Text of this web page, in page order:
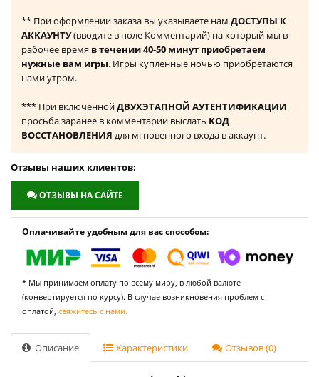
** При оформлении заказа вы указываете нам ДОСТУПЫ К
АККАУНТУ(вводите в поле Комментарий) на который мы в
рабочее время в течении 40-50 минут приобретаем
нужные вам игры. Игры купленные ночью приобретаются
нами утром.
*** При включеннойДВУХЭТАПНОЙ АУТЕНТИФИКАЦИИ
просьба заранее в комментарии выслать КОД
ВОССТАНОВЛЕНИЯ для мгновенного входа в аккаунт.
Отзывы наших клиентов:
ОТЗЫВЫ НА САЙТЕ
Оплачивайте удобным для вас способом:
* Мы принимаем оплату по всему миру, в любой валюте
(конвертируется по курсу). В случае возникновения проблем с
оплатой, свяжитесь с нами.
Описание Характеристики Отзывов (0)